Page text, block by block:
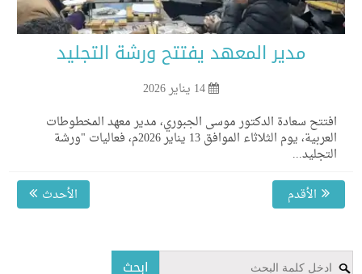
مدير المعهد يفتتح ورشة التجليد
سعادة الدكتور موسى الجبوري، مدير معهد المخطوطات
العربية، يوم الثلاثاء الموافق 13 يناير 2026م، فعاليات "ورشة
الأحدث
الأقدم